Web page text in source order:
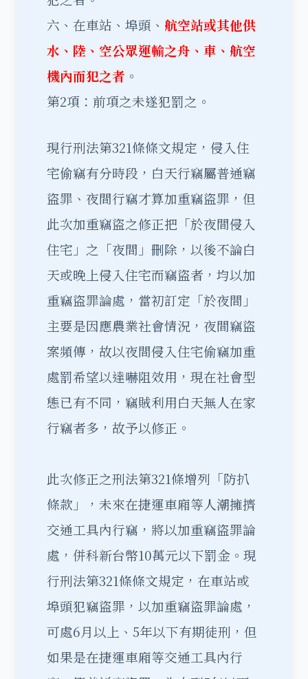
六、在車站、埠頭、 航空站或其他供
水、陸、空公眾運輸之舟、車、航空
機內而犯之者 。
第2項：前項之未遂犯罰之。
現行刑法第321條條文規定，侵入住
宅偷竊有分時段，白天行竊屬普通竊
盜罪、夜間行竊才算加重竊盜罪，但
此次加重竊盜之修正把「於夜間侵入
住宅」之「夜間」刪除，以後不論白
天或晚上侵入住宅而竊盜者，均以加
重竊盜罪論處，當初訂定「於夜間」
主要是因應農業社會情況，夜間竊盜
案頻傳，故以夜間侵入住宅偷竊加重
處罰希望以達嚇阻效用，現在社會型
態已有不同，竊賊利用白天無人在家
行竊者多，故予以修正。
此次修正之刑法第321條增列「防扒
條款」，未來在捷運車廂等人潮擁擠
交通工具內行竊，將以加重竊盜罪論
處，併科新台幣10萬元以下罰金。現
行刑法第321條條文規定，在車站或
埠頭犯竊盜罪，以加重竊盜罪論處，
可處6月以上、5年以下有期徒刑，但
如果是在捷運車廂等交通工具內行